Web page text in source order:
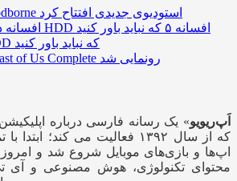
تهیه‌کننده Bloodborne استودیوی جدیدی افتتاح کرد
۵ افسانه
درباره هارد HDD که نباید باور کنید
از باندل The Last of Us Complete رونمایی شد
اَپ‌ریویو» یک رسانه فارسی درباره
که از سال ۱۳۹۲ فعالیت می کند؛
اپ‌ها و بازی‌های موبایل شروع شد و امروز
محتوای تکنولوژی، هوش مصنوعی و آی